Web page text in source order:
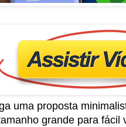
uma proposta
grande para fácil